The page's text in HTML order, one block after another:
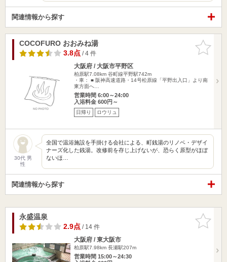
関連情報から探す
お気に入
りに追加
COCOFURO おおみね湯
3.8点/ 4 件
大阪府 / 大阪市平野区
柏原駅7.08km 谷町線平野駅742m
・車： ■ 阪神高速道路・14号松原線「平野出入口」より南
東方面へ…
営業時間 6:00～24:00
入浴料金 600円～
日帰り ロウリュ
30代 男
性
全国で温浴施設を手掛ける会社による、町銭湯のリノベ・デザイ
ナーズ化した銭湯。改修前を存じ上げないが、恐らく原型がほぼ
ないほ…
関連情報から探す
お気に入
りに追加
永盛温泉
2.9点/ 14 件
大阪府 / 東大阪市
柏原駅7.98km 長瀬駅207m
営業時間 15:00～24:30